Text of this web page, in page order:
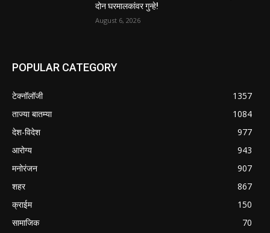
दोन घरमालकांवर गुन्हे!
August 6, 2026
POPULAR CATEGORY
टेक्नॉलॉजी
1357
ताज्या बातम्या
1084
देश-विदेश
977
आरोग्य
943
मनोरंजन
907
शहर
867
क्राईम
150
सामाजिक
70